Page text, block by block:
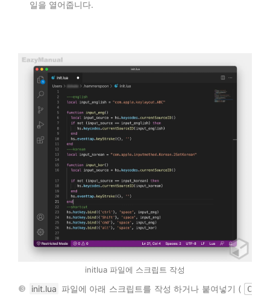
일을 열어줍니다.
initlua 파일에 스크립트 작성
init.lua 파일에 아래 스크립트를 작성 하거나 붙여넣기 (
C